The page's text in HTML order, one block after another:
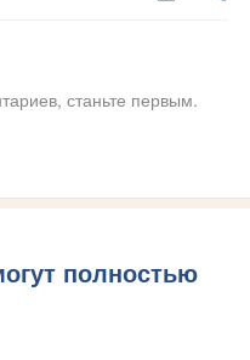
станьте первым.
полностью